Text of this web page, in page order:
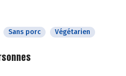
Sans porc Végétarien